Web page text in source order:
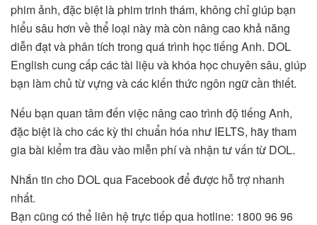
phim ảnh, đặc biệt là phim trinh thám, không chỉ giúp bạn
hiểu sâu hơn về thể loại này mà còn nâng cao khả năng
diễn đạt và phân tích trong quá trình học tiếng Anh. DOL
English cung cấp các tài liệu và khóa học chuyên sâu, giúp
bạn làm chủ từ vựng và các kiến thức ngôn ngữ cần thiết.
Nếu bạn quan tâm đến việc nâng cao trình độ tiếng Anh,
đặc biệt là cho các kỳ thi chuẩn hóa như IELTS, hãy tham
gia bài kiểm tra đầu vào miễn phí và nhận tư vấn từ DOL.
Nhắn tin cho DOL qua Facebook để được hỗ trợ nhanh
nhất.
Bạn cũng có thể liên hệ trực tiếp qua hotline: 1800 96 96